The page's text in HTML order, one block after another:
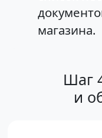
магазина.
Шаг
и